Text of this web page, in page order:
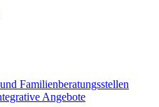
Familienberatungsstellen
Angebote